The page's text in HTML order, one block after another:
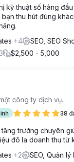
kỹ thuật số hàng
thu hút đúng
+4 SEO, SEO
$2,500 - 5,000
công ty dịch vụ.
38
trưởng chuyên
đô la doanh thu
+2 SEO, Quản lý